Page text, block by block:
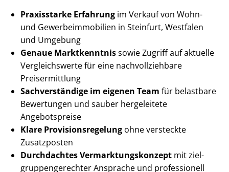
Praxisstarke Erfahrung im Verkauf von Wohn-
und Ge­wer­be­im­mo­bi­li­en in Steinfurt, Westfalen
und Umgebung
Genaue Marktkenntnissowie Zugriff auf aktuelle
Vergleichswerte für eine nach­voll­zieh­ba­re
Preisermittlung
Sachverständige im eigenen Team für belastbare
Bewertungen und sauber hergeleitete
Angebotspreise
Klare Pro­vi­si­ons­re­ge­lung ohne versteckte
Zusatzposten
Durchdachtes Ver­mark­tungs­kon­zept mit ziel­
grup­pen­ge­rech­ter Ansprache und professionell